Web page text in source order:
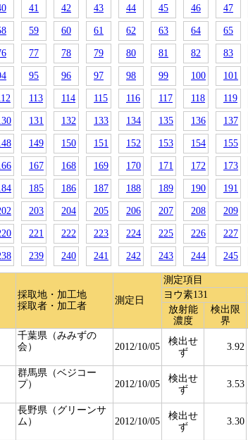
41 42 43 44 45 46 47
59 60 61 62 63 64 65
77 78 79 80 81 82 83
95 96 97 98 99 100 101
113 114 115 116 117 118 119
131 132 133 134 135 136 137
149 150 151 152 153 154 155
167 168 169 170 171 172 173
185 186 187 188 189 190 191
203 204 205 206 207 208 209
221 222 223 224 225 226 227
239 240 241 242 243 244 245
採取地・加工地
採取者・加工者
測定日
測定項目
ヨウ素131
放射能
濃度
検出限
界
千葉県（みみずの
会）
2012/10/05
検出せ
ず
3.92
群馬県（ベジコー
プ）
2012/10/05
検出せ
ず
3.53
長野県（グリーンサ
ム）
2012/10/05
検出せ
ず
3.30